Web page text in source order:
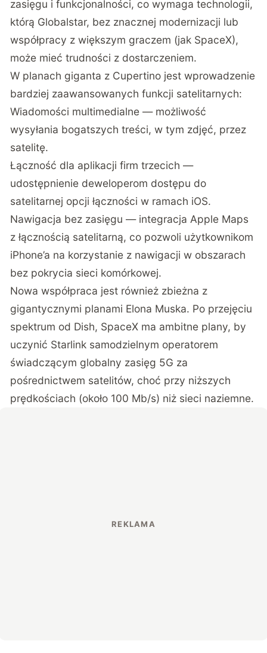
zasięgu i funkcjonalności, co wymaga technologii,
którą Globalstar, bez znacznej modernizacji lub
współpracy z większym graczem (jak SpaceX),
może mieć trudności z dostarczeniem.
W planach giganta z Cupertino jest wprowadzenie
bardziej zaawansowanych funkcji satelitarnych:
Wiadomości multimedialne — możliwość
wysyłania bogatszych treści, w tym zdjęć, przez
satelitę.
Łączność dla aplikacji firm trzecich —
udostępnienie deweloperom dostępu do
satelitarnej opcji łączności w ramach iOS.
Nawigacja bez zasięgu — integracja Apple Maps
z łącznością satelitarną, co pozwoli użytkownikom
iPhone’a na korzystanie z nawigacji w obszarach
bez pokrycia sieci komórkowej.
Nowa współpraca jest również zbieżna z
gigantycznymi planami Elona Muska. Po przejęciu
spektrum od Dish, SpaceX ma ambitne plany, by
uczynić Starlink samodzielnym operatorem
świadczącym globalny zasięg 5G za
pośrednictwem satelitów, choć przy niższych
prędkościach (około 100 Mb/s) niż sieci naziemne.